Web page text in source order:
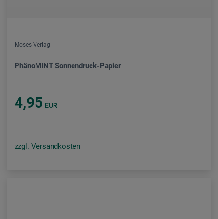
Moses Verlag
PhänoMINT Sonnendruck-Papier
4,95 EUR
zzgl. Versandkosten